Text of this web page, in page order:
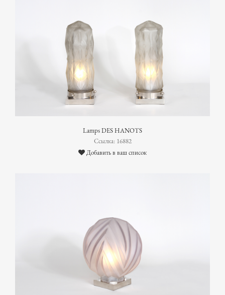
Lamps DES HANOTS
Ссылка: 16882
Добавить в ваш список